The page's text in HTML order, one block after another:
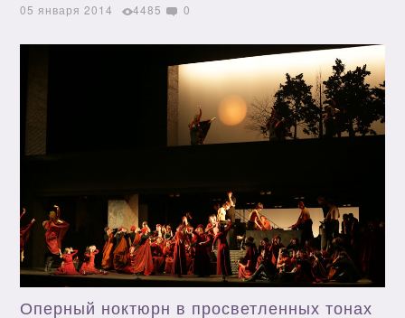
05 января 2014 4485 0
Оперный ноктюрн в просветленных тонах